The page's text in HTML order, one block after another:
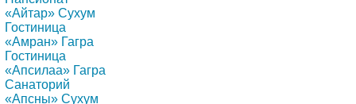
«Айтар» Сухум
Гостиница
«Амран» Гагра
Гостиница
«Апсилаа» Гагра
Санаторий
«Апсны» Сухум